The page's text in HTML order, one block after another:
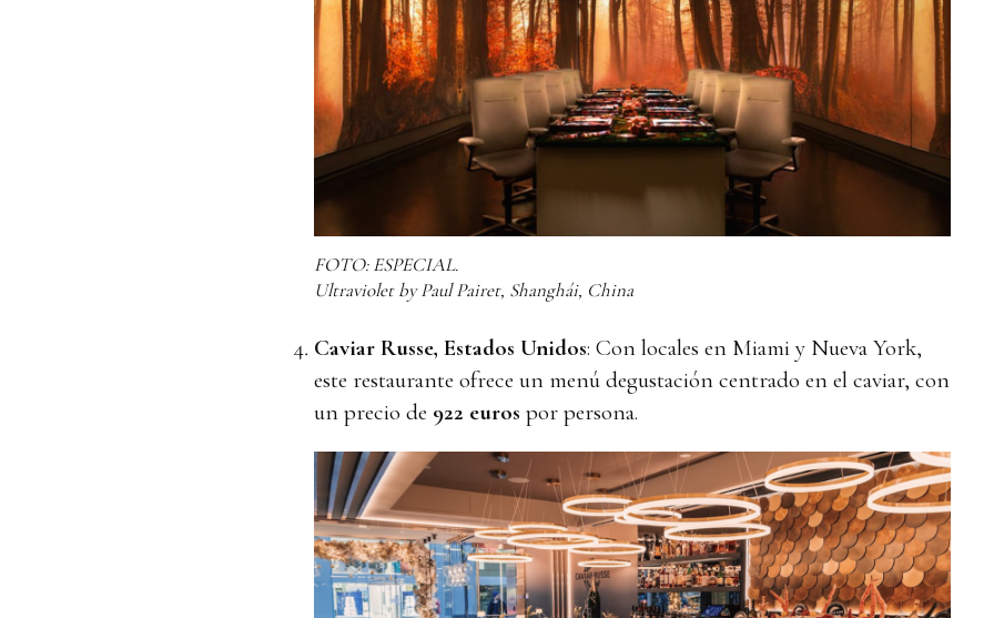
FOTO: ESPECIAL.
Ultraviolet by Paul Pairet, Shanghái, China
Caviar Russe, Estados Unidos: Con locales en Miami y Nueva York,
este restaurante ofrece un menú degustación centrado en el caviar, con
un precio de 922 euros por persona.